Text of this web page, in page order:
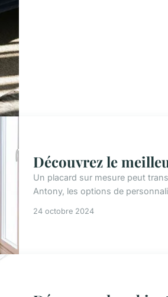
Découvrez le
Un placard sur mesure peut
Antony, les options de
24 octobre 2024